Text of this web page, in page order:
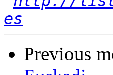
es
Previous